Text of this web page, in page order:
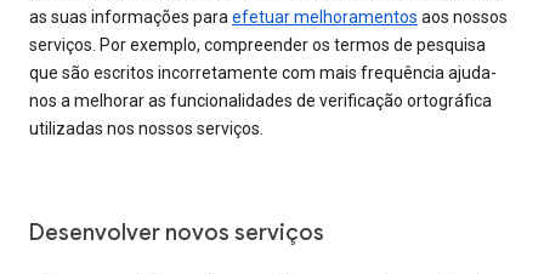
as suas informações para efetuar melhoramentos aos nossos
serviços. Por exemplo, compreender os termos de pesquisa
que são escritos incorretamente com mais frequência ajuda-
nos a melhorar as funcionalidades de verificação ortográfica
utilizadas nos nossos serviços.
Desenvolver novos serviços